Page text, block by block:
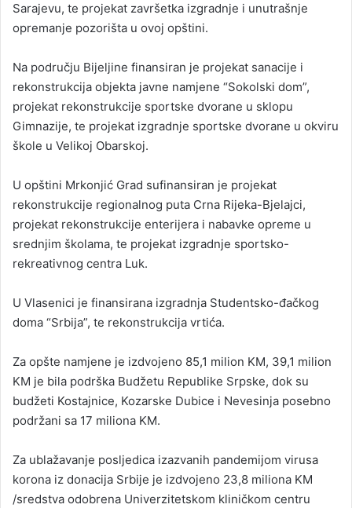
Sarajevu, te projekat završetka izgradnje i unutrašnje
opremanje pozorišta u ovoj opštini.
Na području Bijeljine finansiran je projekat sanacije i
rekonstrukcija objekta javne namjene “Sokolski dom”,
projekat rekonstrukcije sportske dvorane u sklopu
Gimnazije, te projekat izgradnje sportske dvorane u okviru
škole u Velikoj Obarskoj.
U opštini Mrkonjić Grad sufinansiran je projekat
rekonstrukcije regionalnog puta Crna Rijeka-Bjelajci,
projekat rekonstrukcije enterijera i nabavke opreme u
srednjim školama, te projekat izgradnje sportsko-
rekreativnog centra Luk.
U Vlasenici je finansirana izgradnja Studentsko-đačkog
doma “Srbija”, te rekonstrukcija vrtića.
Za opšte namjene je izdvojeno 85,1 milion KM, 39,1 milion
KM je bila podrška Budžetu Republike Srpske, dok su
budžeti Kostajnice, Kozarske Dubice i Nevesinja posebno
podržani sa 17 miliona KM.
Za ublažavanje posljedica izazvanih pandemijom virusa
korona iz donacija Srbije je izdvojeno 23,8 miliona KM
/sredstva odobrena Univerzitetskom kliničkom centru